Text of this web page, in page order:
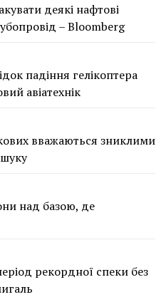
деякі нафтові
– Bloomberg
падіння гелікоптера
авіатехнік
вважаються зниклими
над базою, де
рекордної спеки без